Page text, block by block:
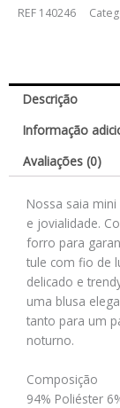
REF 140246
Descrição
Informação
Avaliações (0)
Nossa saia
e jovialidade.
forro para
tule com fio de
delicado e
uma blusa
tanto para um
noturno.
Composição
94% Poliéster